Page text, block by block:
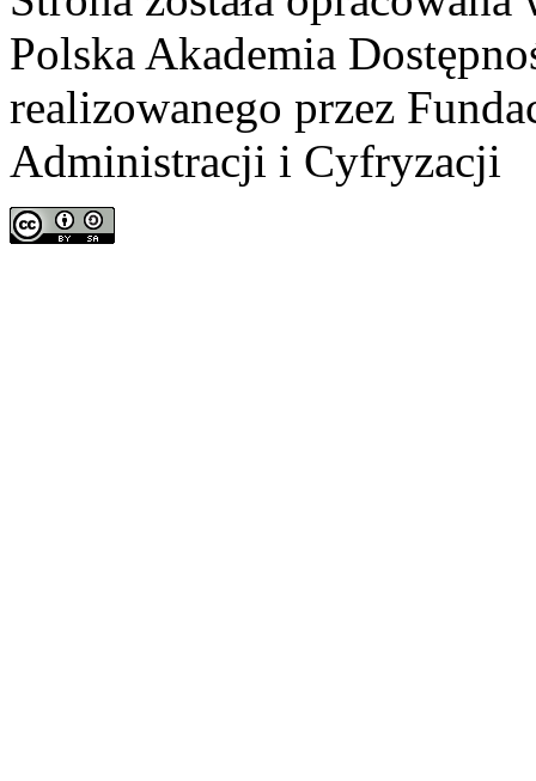
Polska Akademia
realizowanego przez
Administracji i Cyfryzacji